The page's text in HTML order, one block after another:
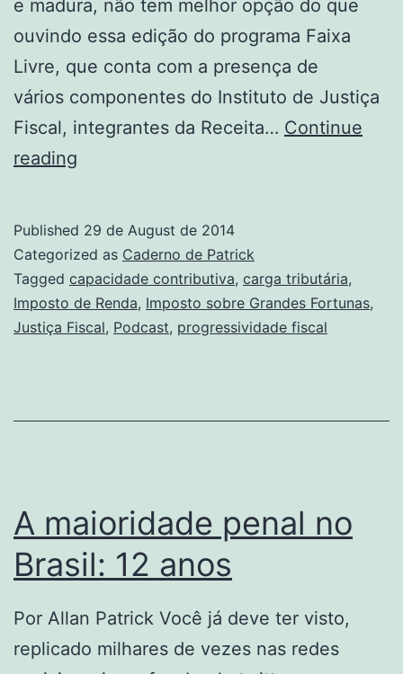
e madura, não tem melhor opção do que
ouvindo essa edição do programa Faixa
Livre, que conta com a presença de
vários componentes do Instituto de Justiça
Fiscal, integrantes da Receita… Continue
reading
Carga
Tributária
para
adultos
Published 29 de August de 2014
Categorized as Caderno de Patrick
Tagged capacidade contributiva, carga tributária,
Imposto de Renda, Imposto sobre Grandes Fortunas,
Justiça Fiscal, Podcast, progressividade fiscal
A maioridade penal no
Brasil: 12 anos
Por Allan Patrick Você já deve ter visto,
replicado milhares de vezes nas redes